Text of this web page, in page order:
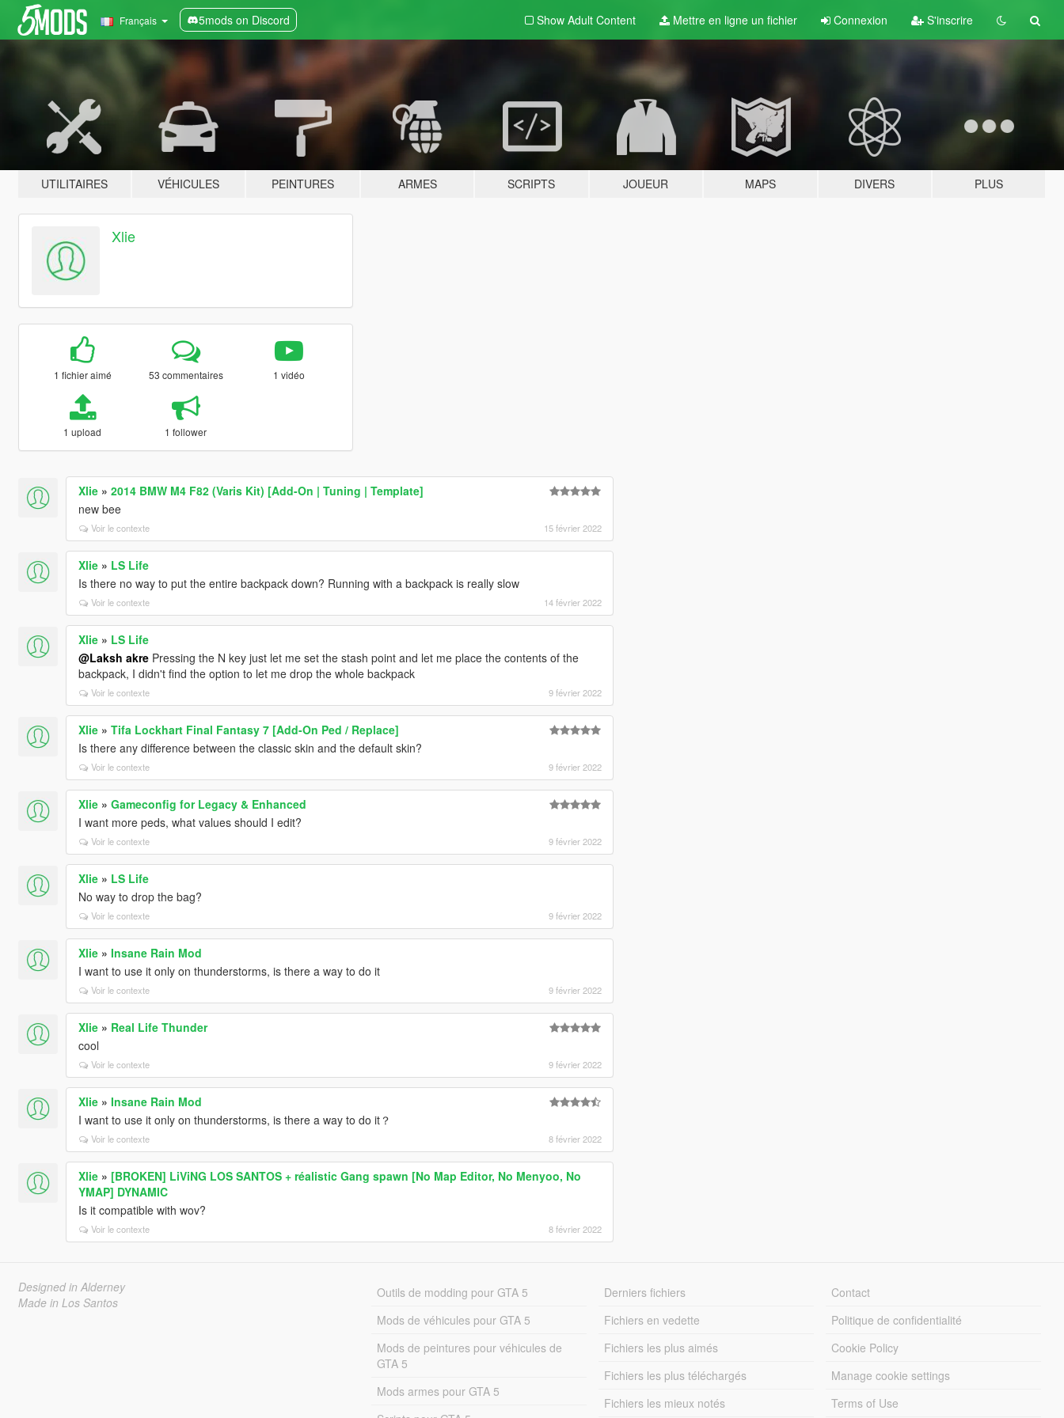
Français 5mods on Discord Show Adult Content Mettre en ligne un fichier Connexion S'inscrire
UTILITAIRES VÉHICULES PEINTURES ARMES SCRIPTS JOUEUR MAPS DIVERS PLUS
Xlie
1 fichier aimé 53 commentaires 1 vidéo
1 upload 1 follower
Xlie» 2014 BMW M4 F82 (Varis Kit) [Add-On | Tuning | Template]
new bee
Voir le contexte 15 février 2022
Xlie» LS Life
Is there no way to put the entire backpack down? Running with a backpack is really slow
Voir le contexte 14 février 2022
Xlie» LS Life
@Laksh akrePressing the N key just let me set the stash point and let me place the contents of the
backpack, I didn't find the option to let me drop the whole backpack
Voir le contexte 9 février 2022
Xlie» Tifa Lockhart Final Fantasy 7 [Add-On Ped / Replace]
Is there any difference between the classic skin and the default skin?
Voir le contexte 9 février 2022
Xlie» Gameconfig for Legacy & Enhanced
I want more peds, what values should I edit?
Voir le contexte 9 février 2022
Xlie» LS Life
No way to drop the bag?
Voir le contexte 9 février 2022
Xlie» Insane Rain Mod
I want to use it only on thunderstorms, is there a way to do it
Voir le contexte 9 février 2022
Xlie» Real Life Thunder
cool
Voir le contexte 9 février 2022
Xlie» Insane Rain Mod
I want to use it only on thunderstorms, is there a way to do it？
Voir le contexte 8 février 2022
Xlie» [BROKEN] LiViNG LOS SANTOS + réalistic Gang spawn [No Map Editor, No Menyoo, No
YMAP] DYNAMIC
Is it compatible with wov?
Voir le contexte 8 février 2022
Designed in Alderney
Made in Los Santos
Outils de modding pour GTA 5
Mods de véhicules pour GTA 5
Mods de peintures pour véhicules de
GTA 5
Mods armes pour GTA 5
Derniers fichiers
Fichiers en vedette
Fichiers les plus aimés
Fichiers les plus téléchargés
Fichiers les mieux notés
Contact
Politique de confidentialité
Cookie Policy
Manage cookie settings
Terms of Use